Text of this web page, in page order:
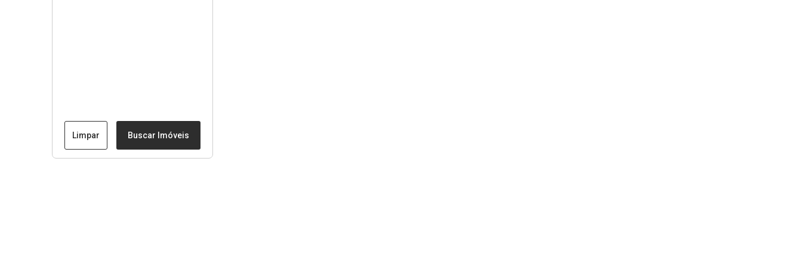
Limpar Buscar Imóveis